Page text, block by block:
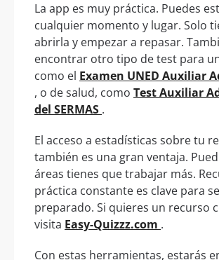
La app es muy práctica. Puedes
cualquier momento y lugar. Solo
abrirla y empezar a repasar.
encontrar otro tipo de test para
como el Examen UNED Auxiliar
, o de salud, como Test Auxiliar
del SERMAS .
El acceso a estadísticas sobre tu
también es una gran ventaja.
áreas tienes que trabajar más.
práctica constante es clave para
preparado. Si quieres un recurso
visita Easy-Quizzz.com .
Con estas herramientas, estarás